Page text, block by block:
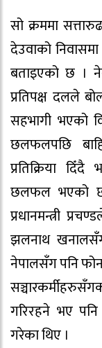
सो क्रममा
देउवाको
बताइएको छ ।
प्रतिपक्ष दलले
सहभागी भएको
छलफलपछि
प्रतिक्रिया
छलफल भएको छ
प्रधानमन्त्री
झलनाथ
नेपालसँग पनि
गरिरहने भए पनि
गरेका थिए ।